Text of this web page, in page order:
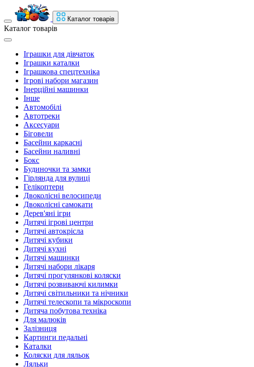
Каталог товарів
Каталог товарів
Іграшки для дівчаток
Іграшки каталки
Іграшкова спецтехніка
Ігрові набори магазин
Інерційні машинки
Інше
Автомобілі
Автотреки
Аксесуари
Біговели
Басейни каркасні
Басейни наливні
Бокс
Будиночки та замки
Гірлянда для вулиці
Гелікоптери
Двоколісні велосипеди
Двоколісні самокати
Дерев'яні ігри
Дитячі ігрові центри
Дитячі автокрісла
Дитячі кубики
Дитячі кухні
Дитячі машинки
Дитячі набори лікаря
Дитячі прогулянкові коляски
Дитячі розвиваючі килимки
Дитячі світильники та нічники
Дитячі телескопи та мікроскопи
Дитяча побутова техніка
Для малюків
Залізниця
Картинги педальні
Каталки
Коляски для ляльок
Ляльки